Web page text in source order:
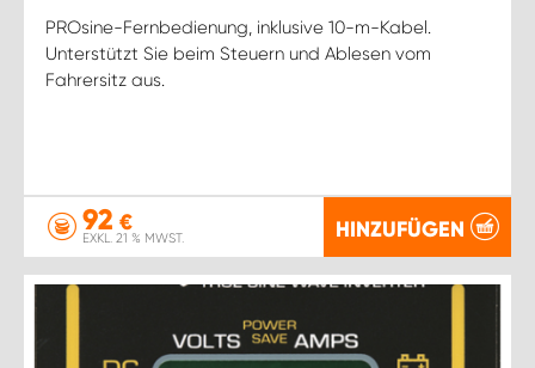
PROsine-Fernbedienung, inklusive 10-m-Kabel.
Unterstützt Sie beim Steuern und Ablesen vom
Fahrersitz aus.
92 €
EXKL. 21 % MWST. HINZUFÜGEN